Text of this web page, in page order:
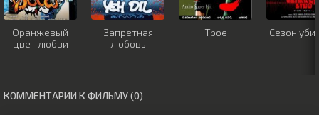
Оранжевый
цвет любви
Запретная
любовь
Трое Сезон
КОММЕНТАРИИ К ФИЛЬМУ (0)